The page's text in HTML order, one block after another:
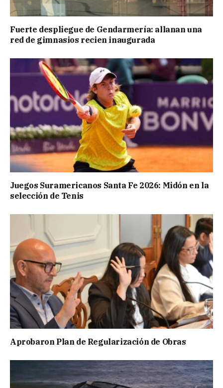
Fuerte despliegue de Gendarmería: allanan una
red de gimnasios recien inaugurada
Juegos Suramericanos Santa Fe 2026: Midón en la
selección de Tenis
Aprobaron Plan de Regularización de Obras